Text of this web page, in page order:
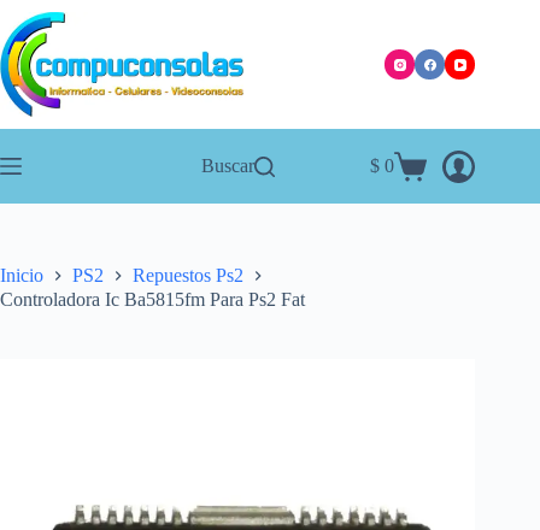
Saltar
al
contenido
Buscar
Carro
$ 0
Inicio PS2
Repuestos Ps2
Controladora Ic Ba5815fm Para Ps2 Fat